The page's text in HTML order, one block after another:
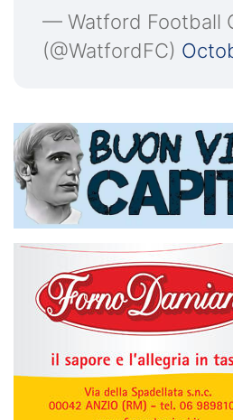
— Watford Football
(@WatfordFC)